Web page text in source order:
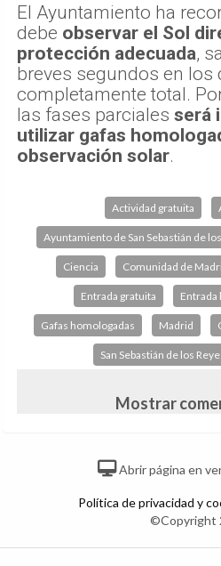
El Ayuntamiento ha
debe observar el Sol
protección adecuada,
breves segundos en los
completamente total.
las fases parciales será
utilizar gafas
observación solar.
Actividad gratuita
Ayuntamiento de San Sebastián de
Ciencia Comunidad de
Entrada gratuita Entrada
Gafas homologadas Madrid
San Sebastián de los
Mostrar
Abrir página en
Política de privacidad y
©Copyright